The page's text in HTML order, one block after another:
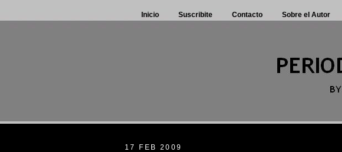
Inicio Suscribite Contacto Sobre el Autor
17 FEB 2009